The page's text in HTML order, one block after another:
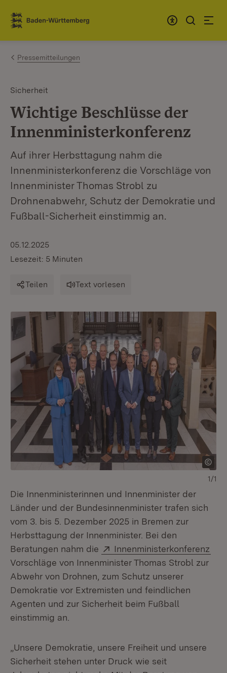
Zum Inhalt springen
Link zur Startseite
Pressemitteilungen
Sicherheit
Wichtige Beschlüsse der
Innenministerkonferenz
Auf ihrer Herbsttagung nahm die
Innenministerkonferenz die Vorschläge von
Innenminister Thomas Strobl zu
Drohnenabwehr, Schutz der Demokratie und
Fußball-Sicherheit einstimmig an.
05.12.2025
Lesezeit: 5 Minuten
Teilen Text vorlesen
1/1
Die Innenministerinnen und Innenminister der
Länder und der Bundesinnenminister trafen sich
vom 3. bis 5. Dezember 2025 in Bremen zur
Herbsttagung der Innenminister. Bei den
Beratungen nahm die
Extern:
Innenministerkonferenz
Vorschläge von Innenminister Thomas Strobl zur
Abwehr von Drohnen, zum Schutz unserer
Demokratie vor Extremisten und feindlichen
Agenten und zur Sicherheit beim Fußball
einstimmig an.
„Unsere Demokratie, unsere Freiheit und unsere
Sicherheit stehen unter Druck wie seit